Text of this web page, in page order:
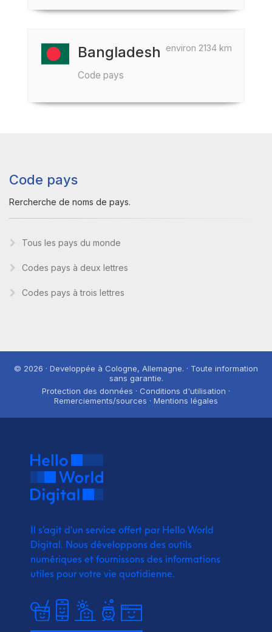
environ 2134 km
Bangladesh
Code pays
Code pays
Rercherche de noms de pays.
Tous les pays du monde
Codes pays à deux lettres
Codes pays à trois lettres
© 2026 · Developpée à Cologne, Allemagne. · Toute information
sans garantie.
Protection des données · Conditions d'utilisation ·
Remerciements/sources · Mentions légales
Il s'agit d'un service offert par Hello World
Digital. Nous développons des outils
numériques et fournissons des informations
utiles pour votre vie quotidienne.